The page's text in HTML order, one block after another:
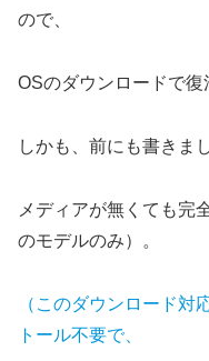
ので、
OSのダウンロードで復
しかも、前にも書きま
メディアが無くても完
のモデルのみ）。
（このダウンロード対
トール不要で、